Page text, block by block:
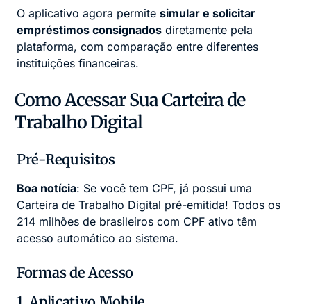
O aplicativo agora permite simular e solicitar
empréstimos consignados diretamente pela
plataforma, com comparação entre diferentes
instituições financeiras.
Como Acessar Sua Carteira de
Trabalho Digital
Pré-Requisitos
Boa notícia: Se você tem CPF, já possui uma
Carteira de Trabalho Digital pré-emitida! Todos os
214 milhões de brasileiros com CPF ativo têm
acesso automático ao sistema.
Formas de Acesso